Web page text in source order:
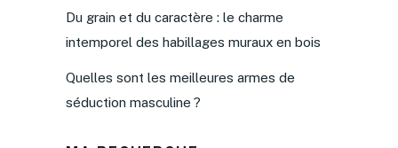
Du grain et du caractère : le charme
intemporel des habillages muraux en bois
Quelles sont les meilleures armes de
séduction masculine ?